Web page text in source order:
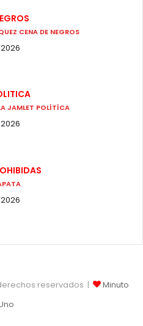
CENA DE NEGROS
JAMLET POLÍTÍCA
reservados |
Minuto